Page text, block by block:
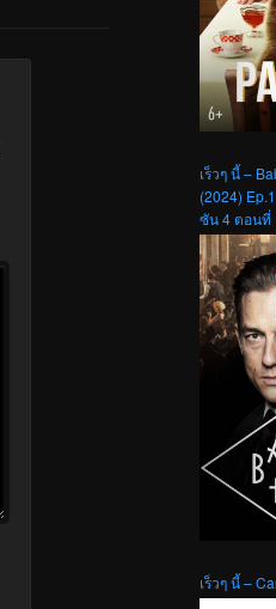
เร็วๆ นี้ –
(2024)
ซัน 4 ตอนที่
เร็วๆ นี้ –